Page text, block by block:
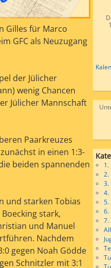
Gilles für Marco
GFC als Neuzugang
der Jülicher
wenig Chancen
Jülicher Mannschaft
Paarkreuzes
in einen 1:3-
beiden spannenden
und starken Tobias
stark,
und Manuel
Nachdem
gegen Noah Gödde
Schnitzler mit 3:1
1.
2.
3.
4.
5.
6.
7.